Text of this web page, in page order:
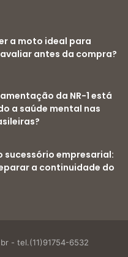
a moto ideal para
antes da compra?
da NR-1 está
a saúde mental nas
sucessório empresarial:
a continuidade do
- tel.(11)91754-6532